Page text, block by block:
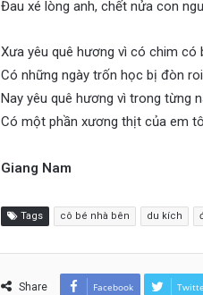
Đau xé lòng anh, chết nửa con
Xưa yêu quê hương vì có chim có
Có những ngày trốn học bị đòn
Nay yêu quê hương vì trong từng
Có một phần xương thịt của em
Giang Nam
Tags cô bé nhà bên du kích
Share Facebook